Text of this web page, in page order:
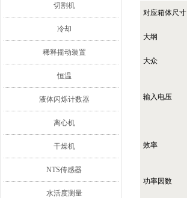
切割机
冷却
稀释摇动装置
恒温
液体闪烁计数器
离心机
干燥机
NTS传感器
水活度测量
对应箱体尺寸
大纲
大众
输入电压
效率
功率因数